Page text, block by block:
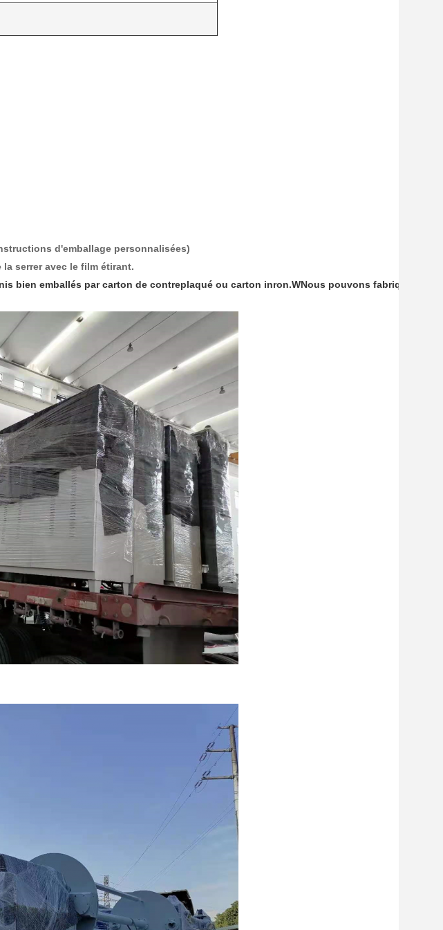
d'emballage personnalisées)
serrer avec le film étirant.
bien emballés par carton de contreplaqué ou carton inron.WNous pouvons fabriquer les